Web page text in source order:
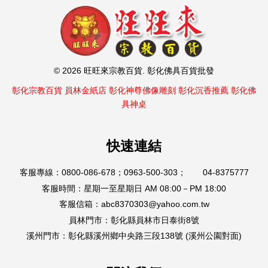
© 2026 旺旺來宗教百貨. 彰化佛具百貨批發
彰化宗教百貨 員林金紙店 彰化神尊佛像雕刻 彰化沉香推薦 彰化佛
具神桌
快速連結
客服專線：0800-086-678；0963-500-303； 04-8375777
客服時間：星期一至星期日 AM 08:00－PM 18:00
客服信箱：abc8370303@yahoo.com.tw
員林門市：彰化縣員林市日泰街8號
溪州門市：彰化縣溪州鄉中央路三段138號 (溪州公園對面)